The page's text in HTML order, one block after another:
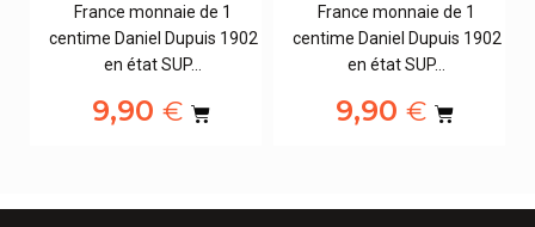
France monnaie de 1
centime Daniel Dupuis 1902
en état SUP…
9,90€
France monnaie de 1
centime Daniel Dupuis 1902
en état SUP…
9,90€